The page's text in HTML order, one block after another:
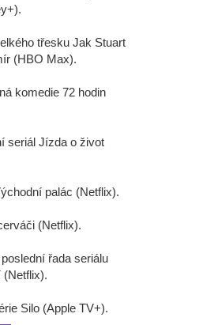
třesku Jak Stuart
(HBO Max).
komedie 72 hodin
seriál Jízda o život
palác (Netflix).
(Netflix).
řada seriálu
(Netflix).
Silo (Apple TV+).